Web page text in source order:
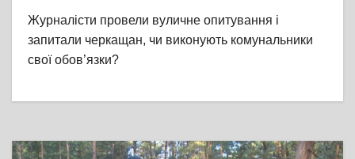
Журналісти провели вуличне опитування і
запитали черкащан, чи виконують комунальники
свої обов’язки?